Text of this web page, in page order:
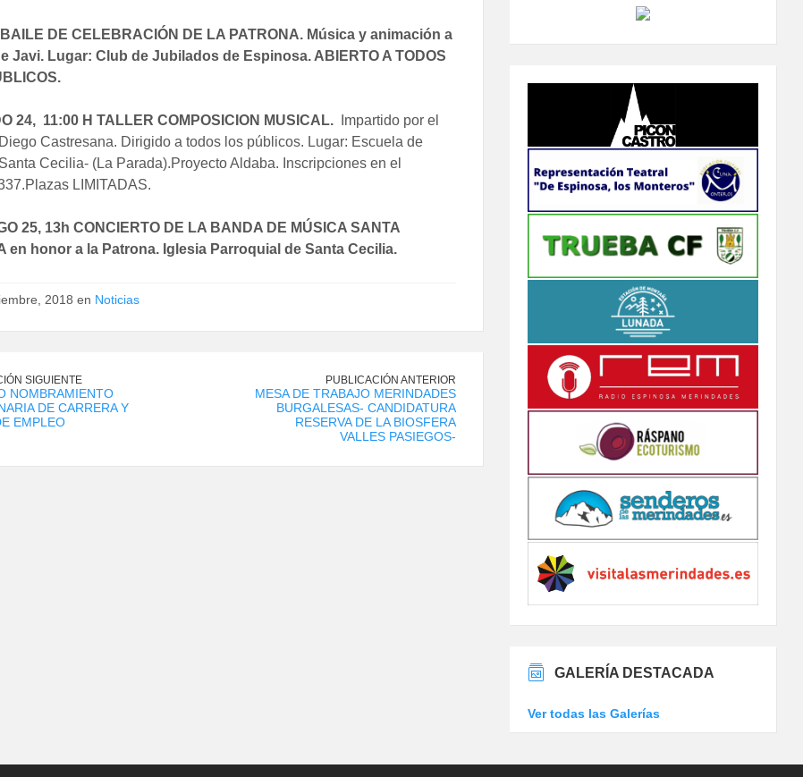
DE CELEBRACIÓN DE LA PATRONA. Música y animación a
Javi. Lugar: Club de Jubilados de Espinosa. ABIERTO A TODOS
24, 11:00 H TALLER COMPOSICION MUSICAL.
Impartido por el
Castresana. Dirigido a todos los públicos. Lugar: Escuela de
Cecilia- (La Parada).Proyecto Aldaba. Inscripciones en el
LIMITADAS.
25, 13h CONCIERTO DE LA BANDA DE MÚSICA SANTA
en honor a la Patrona. Iglesia Parroquial de Santa Cecilia.
2018 en Noticias
SIGUIENTE
NOMBRAMIENTO
DE CARRERA Y
EMPLEO
PUBLICACIÓN ANTERIOR
MESA DE TRABAJO MERINDADES
BURGALESAS- CANDIDATURA
RESERVA DE LA BIOSFERA
VALLES PASIEGOS-
GALERÍA DESTACADA
Ver todas las Galerías